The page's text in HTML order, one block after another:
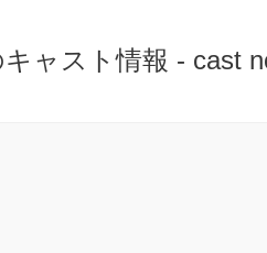
ャスト情報 - cast